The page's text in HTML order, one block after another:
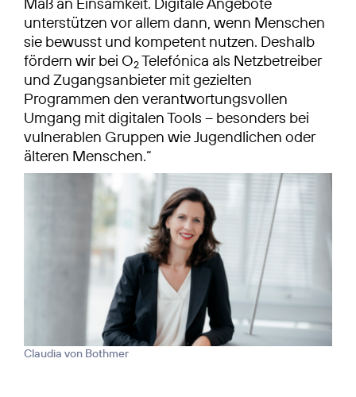
unterstützen vor allem dann, wenn Menschen
sie bewusst und kompetent nutzen. Deshalb
fördern wir bei O2Telefónica als Netzbetreiber
und Zugangsanbieter mit gezielten
Programmen den verantwortungsvollen
Umgang mit digitalen Tools – besonders bei
vulnerablen Gruppen wie Jugendlichen oder
älteren Menschen.“
Claudia von Bothmer